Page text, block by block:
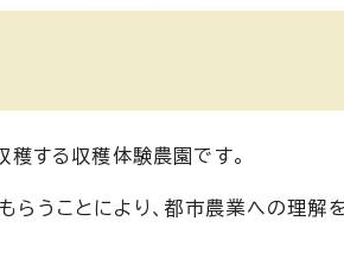
穫する収穫体験農園です。
らうことにより、都市農業への理解